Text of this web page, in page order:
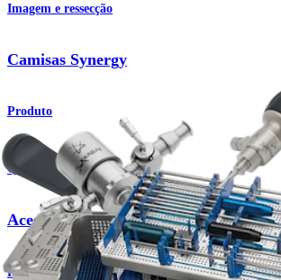
Imagem e ressecção
Camisas Synergy
Produto
Quadril
Acesso à articulação
Procedimento